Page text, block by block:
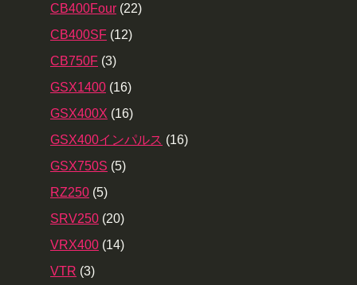
CB400Four (22)
CB400SF (12)
CB750F (3)
GSX1400 (16)
GSX400X (16)
GSX400インパルス (16)
GSX750S (5)
RZ250 (5)
SRV250 (20)
VRX400 (14)
VTR (3)